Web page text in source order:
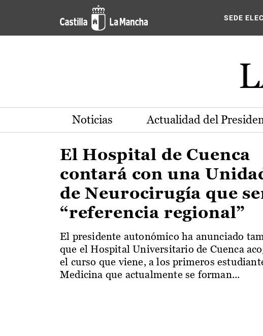
Pasar al contenido principal
Actualidad de la región de SEDE
Noticias Actualidad del
El Hospital de Cuenca
contará con una
de Neurocirugía que
“referencia regional”
El presidente autonómico ha anunciado
que el Hospital Universitario de Cuenca
el curso que viene, a los primeros
Medicina que actualmente se forman...